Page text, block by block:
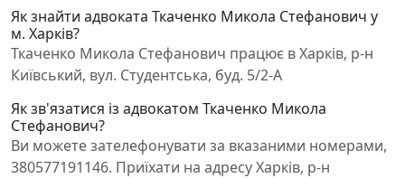
Як знайти адвоката Ткаченко Микола Стефанович у
м. Харків?
Ткаченко Микола Стефанович працює в Харків, р-н
Київський, вул. Студентська, буд. 5/2-А
Як зв'язатися із адвокатом Ткаченко Микола
Стефанович?
Ви можете зателефонувати за вказаними номерами,
380577191146. Приїхати на адресу Харків, р-н